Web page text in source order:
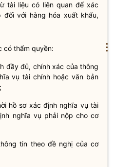
tài liệu có liên quan để xác
với hàng hóa xuất khẩu,
có thẩm quyền:
đầy đủ, chính xác của thông
vụ tài chính hoặc văn bản
hồ sơ xác định nghĩa vụ tài
nghĩa vụ phải nộp cho cơ
tin theo đề nghị của cơ
⋮